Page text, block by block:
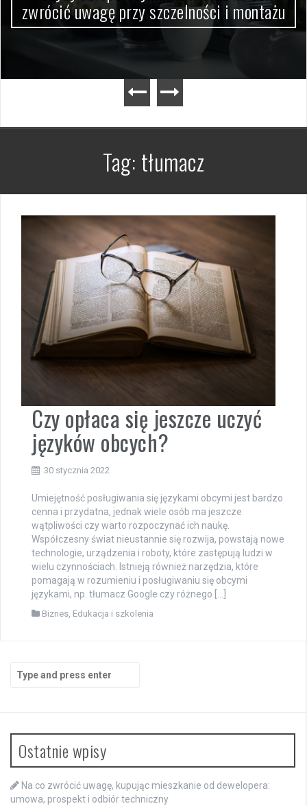
zwrócić uwagę przy szczelności i montażu
Tag: tłumacz
Czy opłaca się jeszcze uczyć
języków obcych?
30 stycznia 2022
Umiejętność posługiwania się językami obcymi jest bardzo
cenna i przydatna, jednak wiele osób ma jeszcze
wątpliwości czy warto rozpoczynać ich naukę.
Współczesny świat nieustannie się rozwija, powstają nowe
technologie, urządzenia i roboty, które zastępują ludzi w
wielu czynnościach. Istnieją również narzędzia, które
pomagają w rozumieniu i posługiwaniu się obcymi
językami, np. tłumacz Google czy różnego […]
Biznes, Edukacja i szkolenia
for:
Ostatnie wpisy
Na co zwrócić uwagę, kupując mieszkanie od dewelopera:
umowa, prospekt i odbiór techniczny